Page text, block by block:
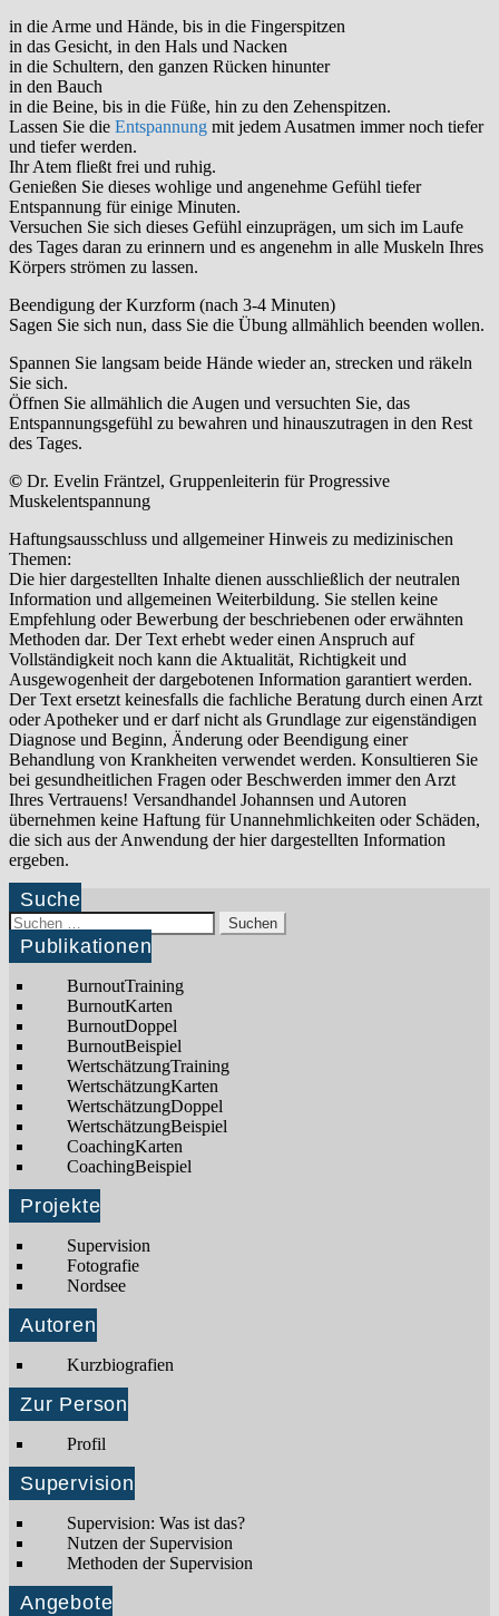
in die Arme und Hände, bis in die Fingerspitzen
in das Gesicht, in den Hals und Nacken
in die Schultern, den ganzen Rücken hinunter
in den Bauch
in die Beine, bis in die Füße, hin zu den Zehenspitzen.
Lassen Sie die Entspannung mit jedem Ausatmen immer noch tiefer
und tiefer werden.
Ihr Atem fließt frei und ruhig.
Genießen Sie dieses wohlige und angenehme Gefühl tiefer
Entspannung für einige Minuten.
Versuchen Sie sich dieses Gefühl einzuprägen, um sich im Laufe
des Tages daran zu erinnern und es angenehm in alle Muskeln Ihres
Körpers strömen zu lassen.
Beendigung der Kurzform (nach 3-4 Minuten)
Sagen Sie sich nun, dass Sie die Übung allmählich beenden wollen.
Spannen Sie langsam beide Hände wieder an, strecken und räkeln
Sie sich.
Öffnen Sie allmählich die Augen und versuchten Sie, das
Entspannungsgefühl zu bewahren und hinauszutragen in den Rest
des Tages.
© Dr. Evelin Fräntzel, Gruppenleiterin für Progressive
Muskelentspannung
Haftungsausschluss und allgemeiner Hinweis zu medizinischen
Themen:
Die hier dargestellten Inhalte dienen ausschließlich der neutralen
Information und allgemeinen Weiterbildung. Sie stellen keine
Empfehlung oder Bewerbung der beschriebenen oder erwähnten
Methoden dar. Der Text erhebt weder einen Anspruch auf
Vollständigkeit noch kann die Aktualität, Richtigkeit und
Ausgewogenheit der dargebotenen Information garantiert werden.
Der Text ersetzt keinesfalls die fachliche Beratung durch einen Arzt
oder Apotheker und er darf nicht als Grundlage zur eigenständigen
Diagnose und Beginn, Änderung oder Beendigung einer
Behandlung von Krankheiten verwendet werden. Konsultieren Sie
bei gesundheitlichen Fragen oder Beschwerden immer den Arzt
Ihres Vertrauens! Versandhandel Johannsen und Autoren
übernehmen keine Haftung für Unannehmlichkeiten oder Schäden,
die sich aus der Anwendung der hier dargestellten Information
ergeben.
Suche
Suchen
nach:
Publikationen
BurnoutTraining
BurnoutKarten
BurnoutDoppel
BurnoutBeispiel
WertschätzungTraining
WertschätzungKarten
WertschätzungDoppel
WertschätzungBeispiel
CoachingKarten
CoachingBeispiel
Projekte
Supervision
Fotografie
Nordsee
Autoren
Kurzbiografien
Zur Person
Profil
Supervision
Supervision: Was ist das?
Nutzen der Supervision
Methoden der Supervision
Angebote